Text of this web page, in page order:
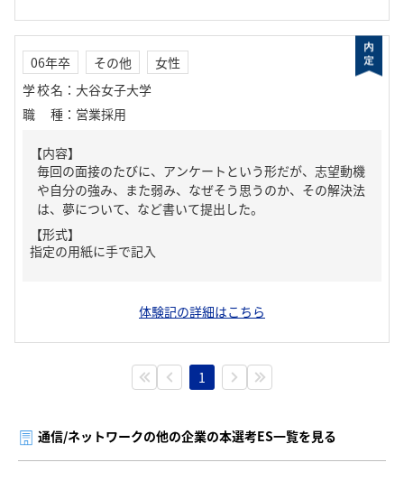
06年卒 その他
女性
学校名 ： 大谷女子大学
職種 ： 営業採用
【内容】
毎回の面接のたびに、アンケートという形だが、志望動機
や自分の強み、また弱み、なぜそう思うのか、その解決法
は、夢について、など書いて提出した。
【形式】
指定の用紙に手で記入
体験記の詳細はこちら
1
通信/ネットワークの他の企業の本選考ES一覧を見る